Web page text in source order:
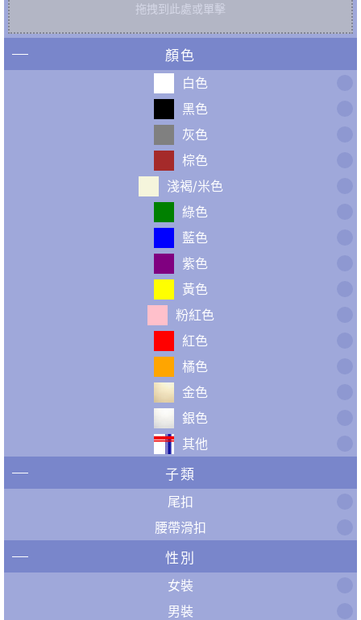
拖拽到此處或單擊
顏色
白色
黑色
灰色
棕色
淺褐/米色
綠色
藍色
紫色
黃色
粉紅色
紅色
橘色
金色
銀色
其他
子類
尾扣
腰帶滑扣
性別
女裝
男裝